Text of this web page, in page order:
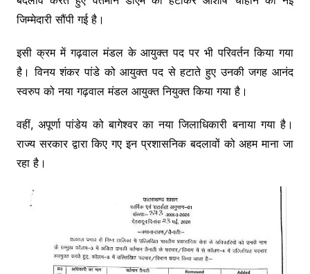
जिम्मेदारी सौंपी गई है।
इसी क्रम में गढ़वाल मंडल के आयुक्त पद पर भी परिवर्तन किया गया
है। विनय शंकर पांडे को आयुक्त पद से हटाते हुए उनकी जगह आनंद
स्वरुप को नया गढ़वाल मंडल आयुक्त नियुक्त किया गया है।
वहीं, अपूर्णा पांडेय को बागेश्वर का नया जिलाधिकारी बनाया गया है।
राज्य सरकार द्वारा किए गए इन प्रशासनिक बदलावों को अहम माना जा
रहा है।